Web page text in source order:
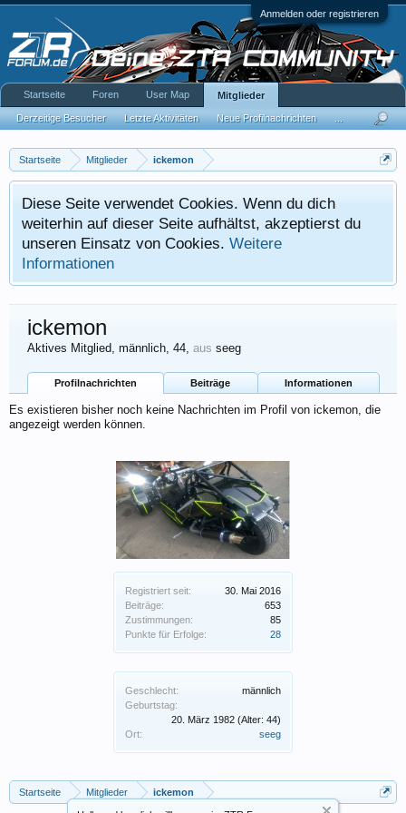
Anmelden oder registrieren
Startseite Mitglieder ickemon
Diese Seite verwendet Cookies. Wenn du dich
weiterhin auf dieser Seite aufhältst, akzeptierst du
unseren Einsatz von Cookies. Weitere
Informationen
Registriert seit:
30. Mai 2016
Beiträge:
653
Zustimmungen:
85
Punkte für Erfolge:
28
Geschlecht:
männlich
Geburtstag:
20. März 1982 (Alter: 44)
Ort:
seeg
ickemon
Aktives Mitglied, männlich, 44, aus seeg
Profilnachrichten Beiträge Informationen
Es existieren bisher noch keine Nachrichten im Profil von ickemon, die
angezeigt werden können.
Startseite Mitglieder ickemon
Startseite Foren User Map Mitglieder
Derzeitige Besucher Letzte Aktivitäten Neue Profilnachrichten